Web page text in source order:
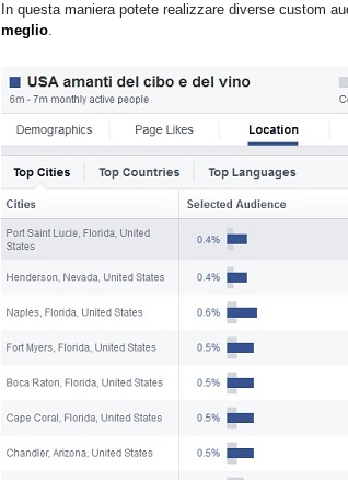
In questa maniera potete realizzare diverse custom
meglio.